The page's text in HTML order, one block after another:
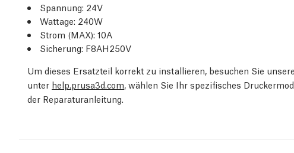
Spannung: 24V
Wattage: 240W
Strom (MAX): 10A
Sicherung: F8AH250V
Um dieses Ersatzteil korrekt zu installieren, besuchen Sie
unter help.prusa3d.com, wählen Sie Ihr spezifisches
der Reparaturanleitung.